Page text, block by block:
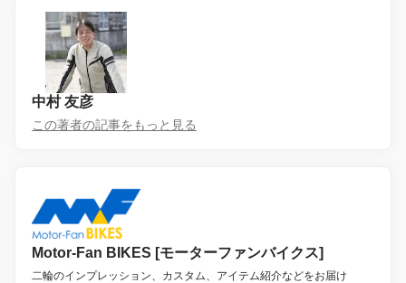
中村 友彦
この著者の記事をもっと見る
Motor-Fan BIKES [モーターファンバイクス]
二輪のインプレッション、カスタム、アイテム紹介などをお届け